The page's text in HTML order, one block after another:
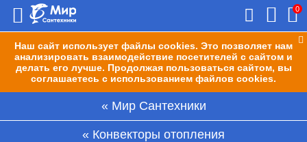
Наш сайт использует файлы cookies. Это позволяет нам
анализировать взаимодействие посетителей с сайтом и
делать его лучше. Продолжая пользоваться сайтом, вы
соглашаетесь с использованием файлов cookies.
0
Мир Сантехники
Конвекторы отопления